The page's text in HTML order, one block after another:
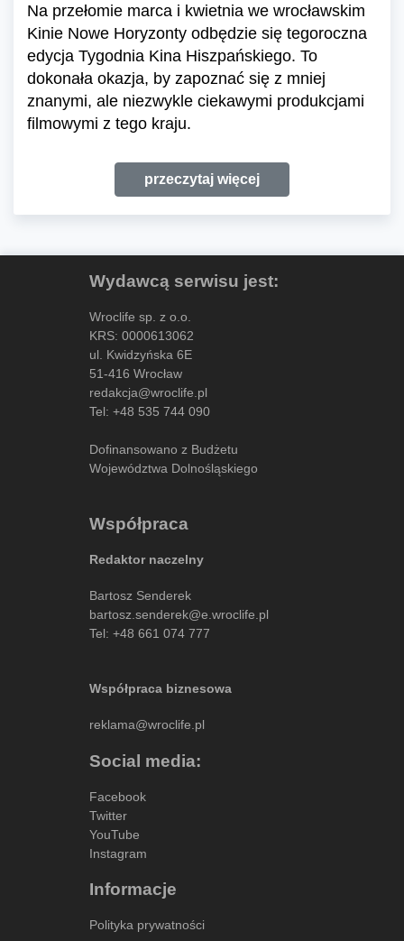
Na przełomie marca i kwietnia we wrocławskim
Kinie Nowe Horyzonty odbędzie się tegoroczna
edycja Tygodnia Kina Hiszpańskiego. To
dokonała okazja, by zapoznać się z mniej
znanymi, ale niezwykle ciekawymi produkcjami
filmowymi z tego kraju.
przeczytaj więcej
Wydawcą serwisu jest:
Wroclife sp. z o.o.
KRS: 0000613062
ul. Kwidzyńska 6E
51-416 Wrocław
redakcja@wroclife.pl
Tel: +48 535 744 090
Dofinansowano z Budżetu
Województwa Dolnośląskiego
Współpraca
Redaktor naczelny
Bartosz Senderek
bartosz.senderek@e.wroclife.pl
Tel: +48 661 074 777
Współpraca biznesowa
reklama@wroclife.pl
Social media:
Facebook
Twitter
YouTube
Instagram
Informacje
Polityka prywatności